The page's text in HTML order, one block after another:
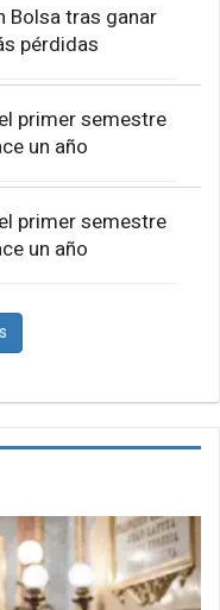
Bolsa tras ganar
pérdidas
primer semestre
un año
primer semestre
un año